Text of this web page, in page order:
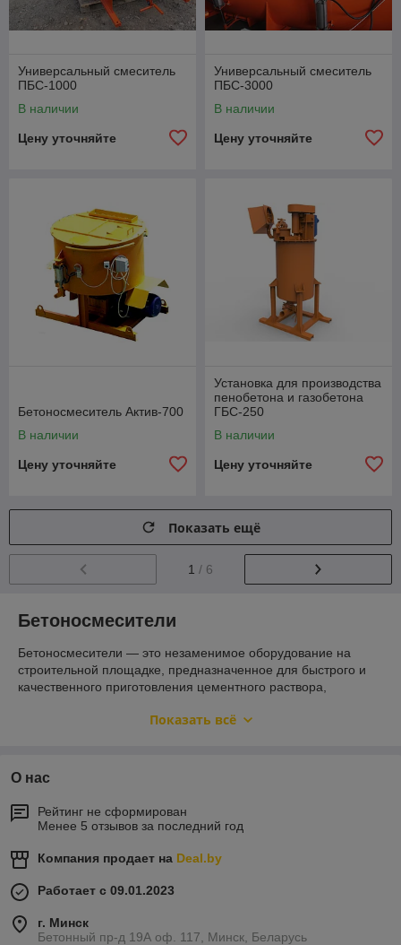
Универсальный смеситель
ПБС-1000
В наличии
Цену уточняйте
Универсальный смеситель
ПБС-3000
В наличии
Цену уточняйте
Бетоносмеситель Актив-700
В наличии
Цену уточняйте
Установка для производства
пенобетона и газобетона
ГБС-250
В наличии
Цену уточняйте
Показать ещё
1 / 6
Бетоносмесители
Бетоносмесители — это незаменимое оборудование на
строительной площадке, предназначенное для быстрого и
качественного приготовления цементного раствора,
бетономешалки строительные позволяют значительно
Виды бетоносмесителей
По принципу действия
Бетономешалка гравитационная. Смесь
лопастей. Удобна в обслуживании, легко разбирается и
Рабочий барабан остается неподвижным, а
перемешивание выполняется за счет лопаток. Такой
Показать всё
О нас
Рейтинг не сформирован
Менее 5 отзывов за последний год
Компания продает на Deal.by
Работает с 09.01.2023
г. Минск
Бетонный пр-д 19А оф. 117, Минск, Беларусь